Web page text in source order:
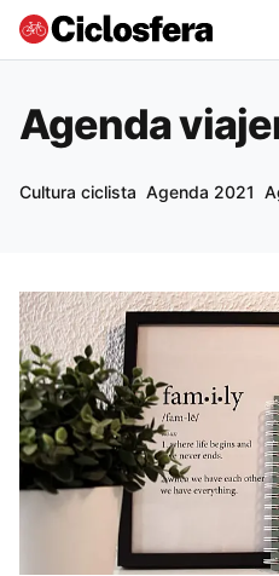
Agenda
Cultura ciclista Agenda 2021